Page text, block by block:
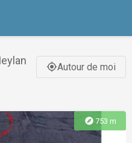
gps_fixedAutour de moi
explore 753 m